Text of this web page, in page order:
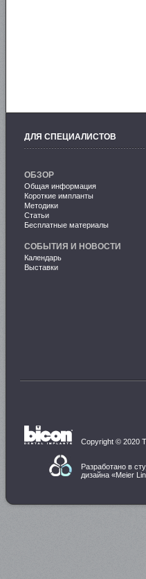
ДЛЯ СПЕЦИАЛИСТОВ
ОБЗОР
Общая информация
Короткие импланты
Методики
Статьи
Бесплатные материалы
СОБЫТИЯ И НОВОСТИ
Календарь
Выставки
Copyright © 2020
Разработано в
дизайна «Meier